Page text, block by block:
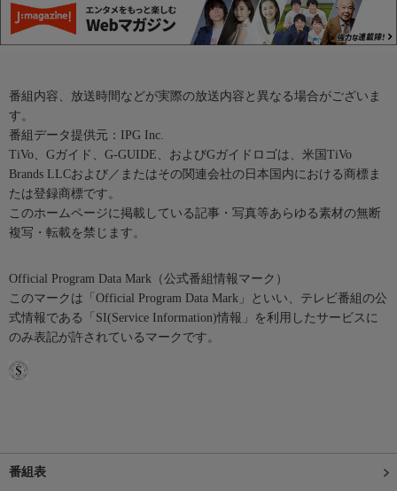
番組内容、放送時間などが実際の放送内容と異なる場合がございま
す。
番組データ提供元：IPG Inc.
TiVo、Gガイド、G-GUIDE、およびGガイドロゴは、米国TiVo
Brands LLCおよび／またはその関連会社の日本国内における商標ま
たは登録商標です。
このホームページに掲載している記事・写真等あらゆる素材の無断
複写・転載を禁じます。
Official Program Data Mark（公式番組情報マーク）
このマークは「Official Program Data Mark」といい、テレビ番組の公
式情報である「SI(Service Information)情報」を利用したサービスに
のみ表記が許されているマークです。
番組表